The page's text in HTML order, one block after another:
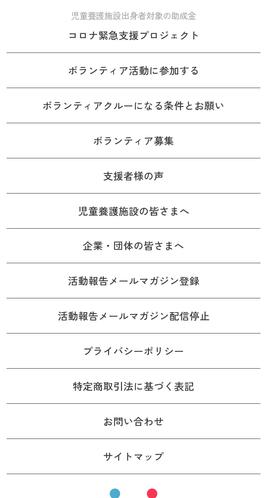
児童養護施設出身者対象の助成金
コロナ緊急支援プロジェクト
ボランティア活動に参加する
ボランティアクルーになる条件とお願い
ボランティア募集
支援者様の声
児童養護施設の皆さまへ
企業・団体の皆さまへ
活動報告メールマガジン登録
活動報告メールマガジン配信停止
プライバシーポリシー
特定商取引法に基づく表記
お問い合わせ
サイトマップ